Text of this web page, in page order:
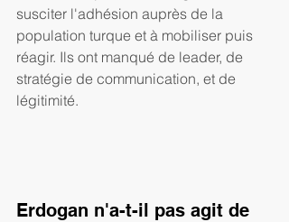
susciter l'adhésion auprès de la
population turque et à mobiliser puis
réagir. Ils ont manqué de leader, de
stratégie de communication, et de
légitimité.
Erdogan n'a-t-il pas agit de